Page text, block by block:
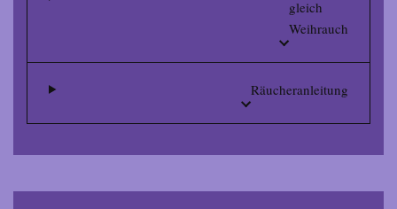
gleich
Weihrauch
Räucheranleitung